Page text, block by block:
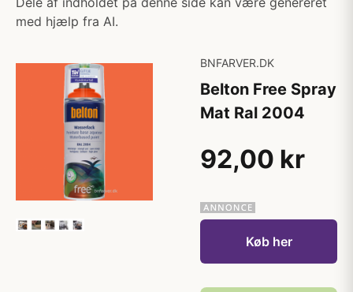
med hjælp fra AI.
BNFARVER.DK
Belton Free Spray
Mat Ral 2004
92,00 kr
Køb her